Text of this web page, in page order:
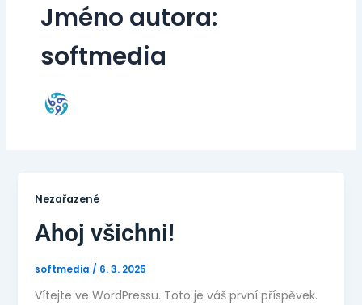
Jméno autora:
softmedia
Nezařazené
Ahoj všichni!
softmedia / 6. 3. 2025
Vítejte ve WordPressu. Toto je váš první příspěvek.